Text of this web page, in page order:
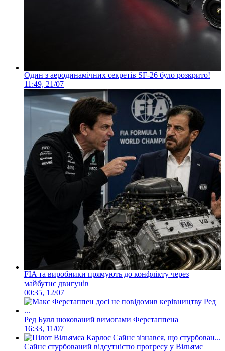
Один з аеродинамічних секретів SF-26 було розкрито!
11:49, 21/07
FIA та виробники прямують до конфлікту через
майбутнє двигунів
00:35, 12/07
Ред Булл шокований вимогами Ферстаппена
16:33, 11/07
Сайнс стурбований відсутністю прогресу у Вільямс